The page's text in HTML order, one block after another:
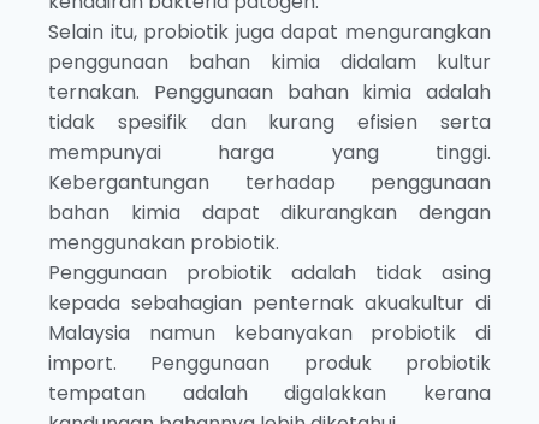
Selain itu, probiotik juga dapat mengurangkan
penggunaan bahan kimia didalam kultur
ternakan. Penggunaan bahan kimia adalah
tidak spesifik dan kurang efisien serta
mempunyai harga yang tinggi.
Kebergantungan terhadap penggunaan
bahan kimia dapat dikurangkan dengan
menggunakan probiotik.
Penggunaan probiotik adalah tidak asing
kepada sebahagian penternak akuakultur di
Malaysia namun kebanyakan probiotik di
import. Penggunaan produk probiotik
tempatan adalah digalakkan kerana